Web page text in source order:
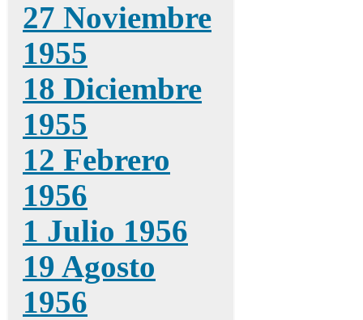
27 Noviembre
1955
18 Diciembre
1955
12 Febrero
1956
1 Julio 1956
19 Agosto
1956